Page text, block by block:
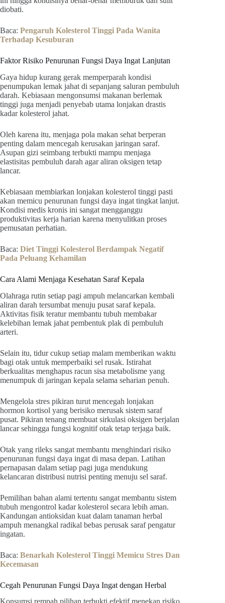
diobati.
Baca: Pengaruh Kolesterol Tinggi Pada Wanita
Terhadap Kesuburan
Faktor Risiko Penurunan Fungsi Daya Ingat Lanjutan
Gaya hidup kurang gerak memperparah kondisi
penumpukan lemak jahat di sepanjang saluran pembuluh
darah. Kebiasaan mengonsumsi makanan berlemak
tinggi juga menjadi penyebab utama lonjakan drastis
kadar kolesterol jahat.
Oleh karena itu, menjaga pola makan sehat berperan
penting dalam mencegah kerusakan jaringan saraf.
Asupan gizi seimbang terbukti mampu menjaga
elastisitas pembuluh darah agar aliran oksigen tetap
lancar.
Kebiasaan membiarkan lonjakan kolesterol tinggi pasti
akan memicu penurunan fungsi daya ingat tingkat lanjut.
Kondisi medis kronis ini sangat mengganggu
produktivitas kerja harian karena menyulitkan proses
pemusatan perhatian.
Baca: Diet Tinggi Kolesterol Berdampak Negatif
Pada Peluang Kehamilan
Cara Alami Menjaga Kesehatan Saraf Kepala
Olahraga rutin setiap pagi ampuh melancarkan kembali
aliran darah tersumbat menuju pusat saraf kepala.
Aktivitas fisik teratur membantu tubuh membakar
kelebihan lemak jahat pembentuk plak di pembuluh
arteri.
Selain itu, tidur cukup setiap malam memberikan waktu
bagi otak untuk memperbaiki sel rusak. Istirahat
berkualitas menghapus racun sisa metabolisme yang
menumpuk di jaringan kepala selama seharian penuh.
Mengelola stres pikiran turut mencegah lonjakan
hormon kortisol yang berisiko merusak sistem saraf
pusat. Pikiran tenang membuat sirkulasi oksigen berjalan
lancar sehingga fungsi kognitif otak tetap terjaga baik.
Otak yang rileks sangat membantu menghindari risiko
penurunan fungsi daya ingat di masa depan. Latihan
pernapasan dalam setiap pagi juga mendukung
kelancaran distribusi nutrisi penting menuju sel saraf.
Pemilihan bahan alami tertentu sangat membantu sistem
tubuh mengontrol kadar kolesterol secara lebih aman.
Kandungan antioksidan kuat dalam tanaman herbal
ampuh menangkal radikal bebas perusak saraf pengatur
ingatan.
Baca: Benarkah Kolesterol Tinggi Memicu Stres Dan
Kecemasan
Cegah Penurunan Fungsi Daya Ingat dengan Herbal